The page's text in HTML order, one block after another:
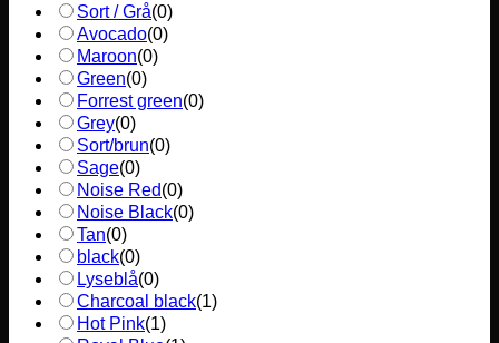
Sort / Grå(0)
Avocado(0)
Maroon(0)
Green(0)
Forrest green(0)
Grey(0)
Sort/brun(0)
Sage(0)
Noise Red(0)
Noise Black(0)
Tan(0)
black(0)
Lyseblå(0)
Charcoal black(1)
Hot Pink(1)